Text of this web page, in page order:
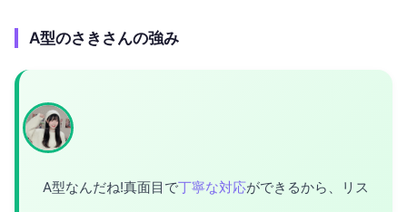
A型のさきさんの強み
A型なんだね!真面目で丁寧な対応ができるから、リス